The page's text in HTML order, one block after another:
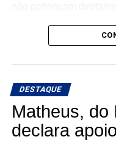
compromisso público
“Ninguém pode falar
ocupando os
lembrados apenas em
candidatos à Câmara.
DESTAQUE
Matheus, do
declara